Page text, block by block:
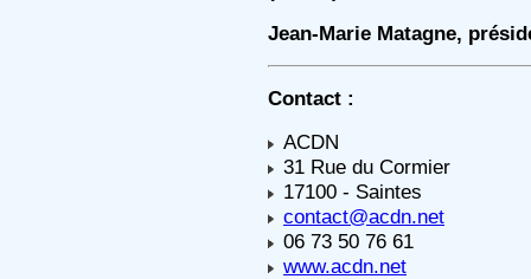
Jean-Marie Matagne,
Contact :
ACDN
31 Rue du Cormier
17100 - Saintes
contact@acdn.net
06 73 50 76 61
www.acdn.net